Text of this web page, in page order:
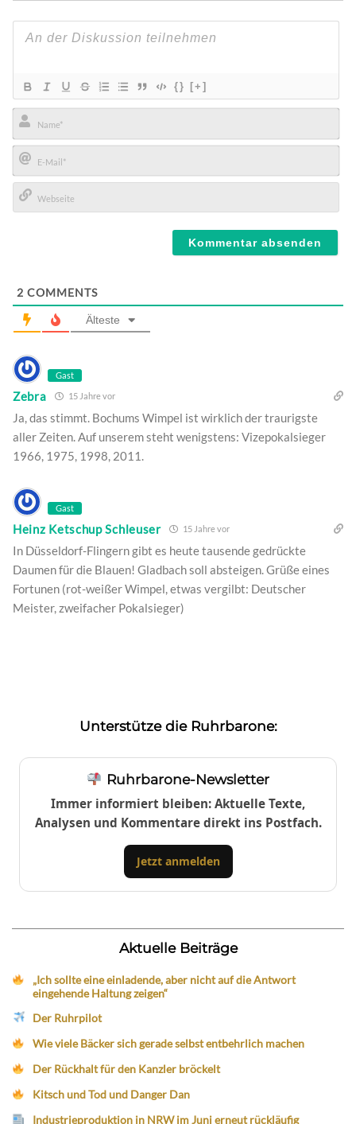
{} [+]
Name*
E-
Mail*
2 COMMENTS
Älteste
Gast
Zebra 15 Jahre vor
Ja, das stimmt. Bochums Wimpel ist wirklich der traurigste
aller Zeiten. Auf unserem steht wenigstens: Vizepokalsieger
1966, 1975, 1998, 2011.
Gast
Heinz Ketschup Schleuser 15 Jahre vor
In Düsseldorf-Flingern gibt es heute tausende gedrückte
Daumen für die Blauen! Gladbach soll absteigen. Grüße eines
Fortunen (rot-weißer Wimpel, etwas vergilbt: Deutscher
Meister, zweifacher Pokalsieger)
Unterstütze die Ruhrbarone:
Ruhrbarone-Newsletter
Immer informiert bleiben: Aktuelle Texte,
Analysen und Kommentare direkt ins Postfach.
Jetzt anmelden
Aktuelle Beiträge
„Ich sollte eine einladende, aber nicht auf die Antwort
eingehende Haltung zeigen“
Der Ruhrpilot
Wie viele Bäcker sich gerade selbst entbehrlich machen
Der Rückhalt für den Kanzler bröckelt
Kitsch und Tod und Danger Dan
Industrieproduktion in NRW im Juni erneut rückläufig